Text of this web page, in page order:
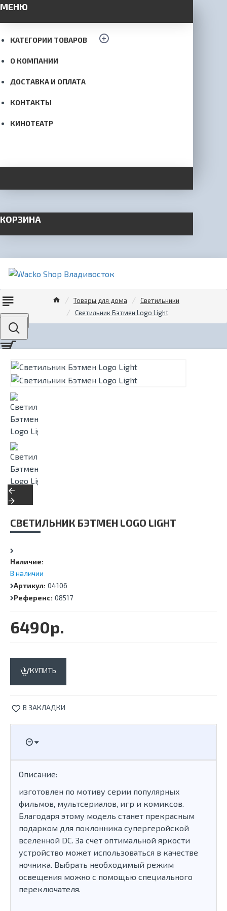
МЕНЮ
КАТЕГОРИИ ТОВАРОВ
О КОМПАНИИ
ДОСТАВКА И ОПЛАТА
КОНТАКТЫ
КИНОТЕАТР
КОРЗИНА
Menu
Товары для дома
Светильники
Светильник Бэтмен Logo Light
СВЕТИЛЬНИК БЭТМЕН LOGO LIGHT
Наличие:
В наличии
Артикул: 04106
Референс: 08517
6490р.
КУПИТЬ
В ЗАКЛАДКИ
Описание:
изготовлен по мотиву серии популярных
фильмов, мультсериалов, игр и комиксов.
Благодаря этому модель станет прекрасным
подарком для поклонника супергеройской
вселенной DC. За счет оптимальной яркости
устройство может использоваться в качестве
ночника. Выбрать необходимый режим
освещения можно с помощью специального
переключателя.